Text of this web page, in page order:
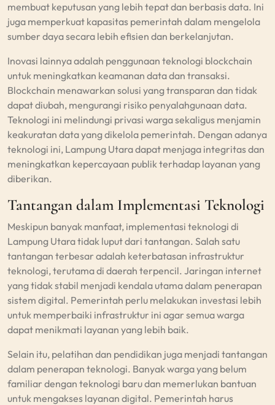
membuat keputusan yang lebih tepat dan berbasis data. Ini
juga memperkuat kapasitas pemerintah dalam mengelola
sumber daya secara lebih efisien dan berkelanjutan.
Inovasi lainnya adalah penggunaan teknologi blockchain
untuk meningkatkan keamanan data dan transaksi.
Blockchain menawarkan solusi yang transparan dan tidak
dapat diubah, mengurangi risiko penyalahgunaan data.
Teknologi ini melindungi privasi warga sekaligus menjamin
keakuratan data yang dikelola pemerintah. Dengan adanya
teknologi ini, Lampung Utara dapat menjaga integritas dan
meningkatkan kepercayaan publik terhadap layanan yang
diberikan.
Tantangan dalam Implementasi Teknologi
Meskipun banyak manfaat, implementasi teknologi di
Lampung Utara tidak luput dari tantangan. Salah satu
tantangan terbesar adalah keterbatasan infrastruktur
teknologi, terutama di daerah terpencil. Jaringan internet
yang tidak stabil menjadi kendala utama dalam penerapan
sistem digital. Pemerintah perlu melakukan investasi lebih
untuk memperbaiki infrastruktur ini agar semua warga
dapat menikmati layanan yang lebih baik.
Selain itu, pelatihan dan pendidikan juga menjadi tantangan
dalam penerapan teknologi. Banyak warga yang belum
familiar dengan teknologi baru dan memerlukan bantuan
untuk mengakses layanan digital. Pemerintah harus